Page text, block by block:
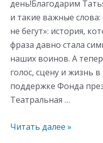
день!Благодарим
и такие важные слова:
не бегут»: история,
фраза давно стала
наших воинов. А
голос, сцену и жизнь
поддержке Фонда
Театральная …
Читать далее »